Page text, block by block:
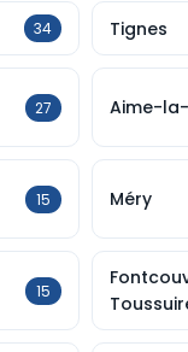
34 Tignes
27 Aime-
15 Méry
15